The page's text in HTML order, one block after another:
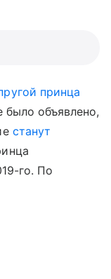
принца
было объявлено,
станут
го. По